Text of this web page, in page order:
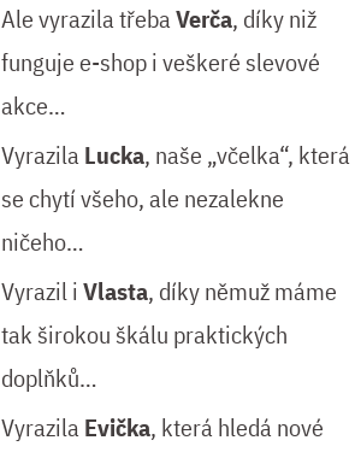
Ale vyrazila třebaVerča, díky niž
funguje e-shop i veškeré slevové
akce…
VyrazilaLucka, naše „včelka“, která
se chytí všeho, ale nezalekne
ničeho…
Vyrazil i Vlasta, díky němuž máme
tak širokou škálu praktických
doplňků…
VyrazilaEvička, která hledá nové